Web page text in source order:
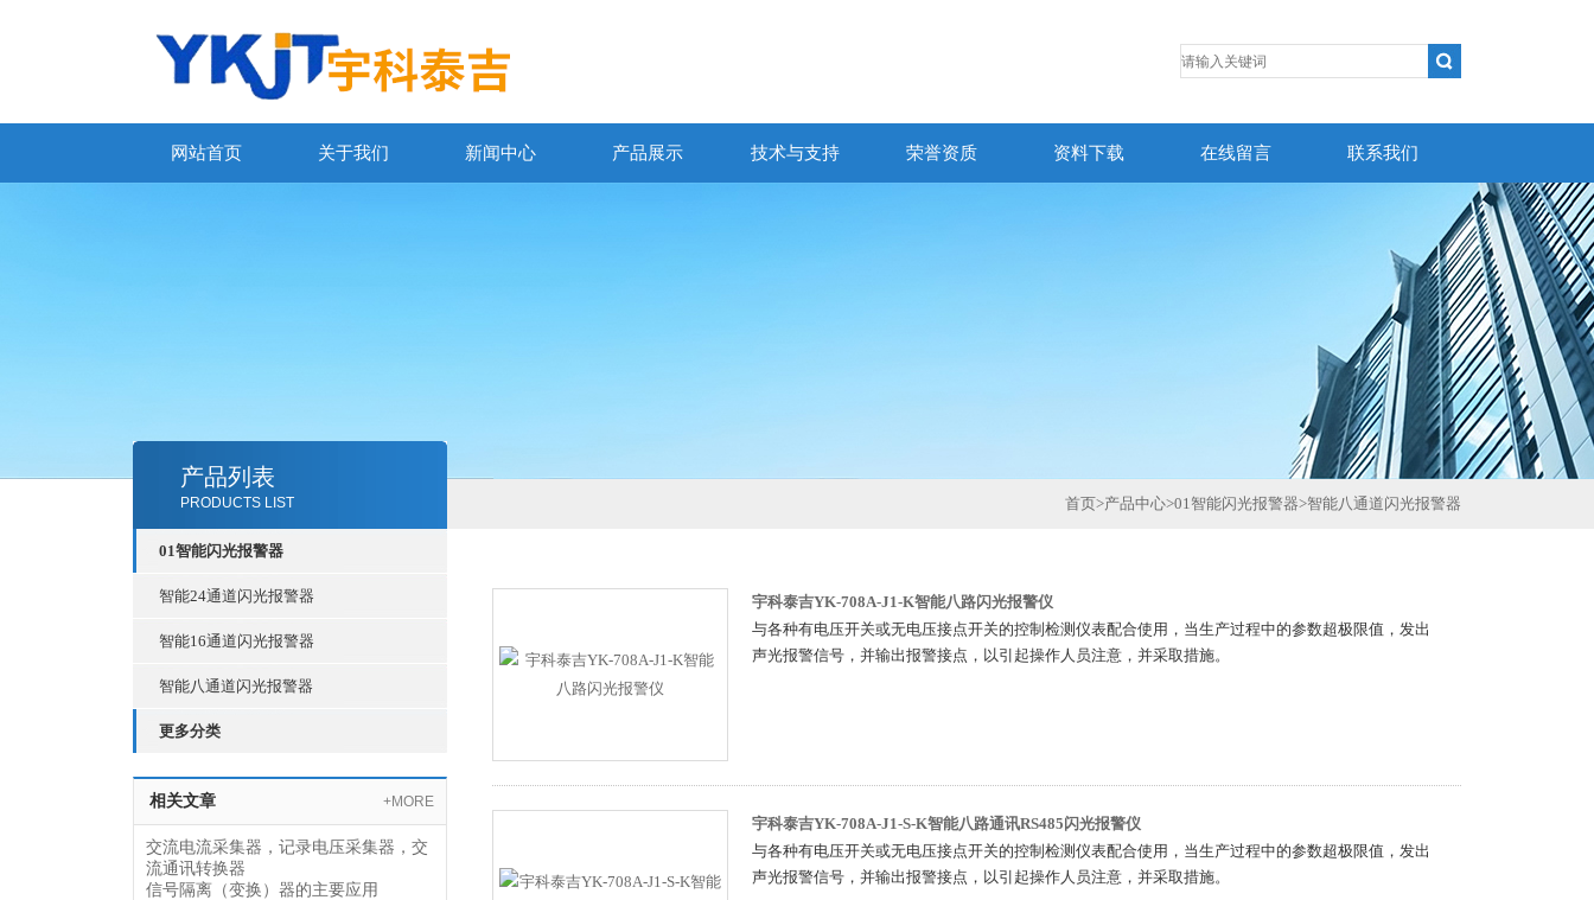
网站首页 关于我们 新闻中心 产品展示 技术与支持 荣誉资质 资料下载 在线留言 联系我们
产品列表
PRODUCTS LIST
01智能闪光报警器
智能24通道闪光报警器
智能16通道闪光报警器
智能八通道闪光报警器
更多分类
相关文章 +MORE
交流电流采集器，记录电压采集器，交
流通讯转换器
信号隔离（变换）器的主要应用
首页>产品中心>01智能闪光报警器>智能八通道闪光报警器
宇科泰吉YK-708A-J1-K智能八路闪光报警仪
与各种有电压开关或无电压接点开关的控制检测仪表配合使用，当生产过程中的参数超极限值，发出
声光报警信号，并输出报警接点，以引起操作人员注意，并采取措施。
宇科泰吉YK-708A-J1-S-K智能八路通讯RS485闪光报警仪
与各种有电压开关或无电压接点开关的控制检测仪表配合使用，当生产过程中的参数超极限值，发出
声光报警信号，并输出报警接点，以引起操作人员注意，并采取措施。